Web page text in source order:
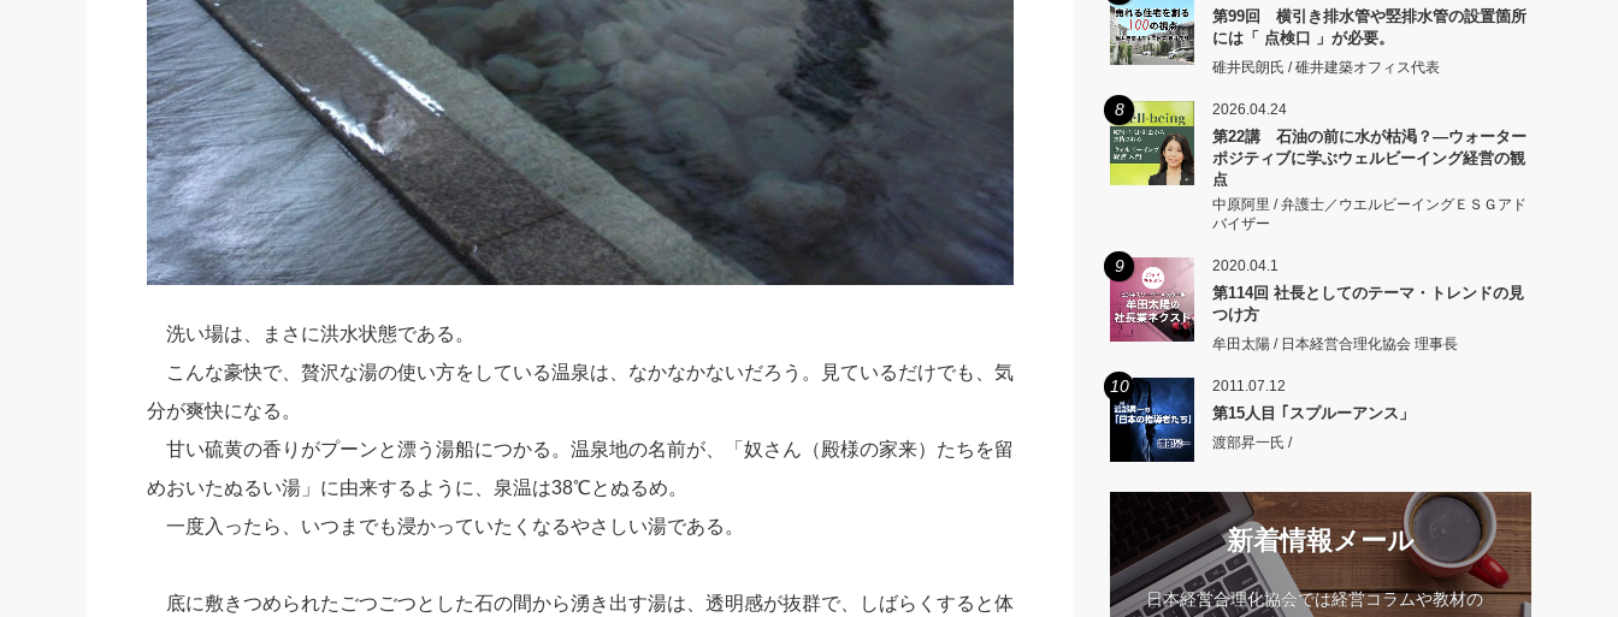
洗い場は、まさに洪水状態である。
こんな豪快で、贅沢な湯の使い方をしている温泉は、なかなかないだろう。見ているだけでも、気
分が爽快になる。
甘い硫黄の香りがプーンと漂う湯船につかる。温泉地の名前が、「奴さん（殿様の家来）たちを留
めおいたぬるい湯」に由来するように、泉温は38℃とぬるめ。
一度入ったら、いつまでも浸かっていたくなるやさしい湯である。
底に敷きつめられたごつごつとした石の間から湧き出す湯は、透明感が抜群で、しばらくすると体
第99回 横引き排水管や竪排水管の設置箇所
には「 点検口 」が必要。
碓井民朗氏 / 碓井建築オフィス代表
8 2026.04.24
第22講 石油の前に水が枯渇？―ウォーター
ポジティブに学ぶウェルビーイング経営の観
点
中原阿里 / 弁護士／ウエルビーイングＥＳＧアド
バイザー
9 2020.04.1
第114回 社長としてのテーマ・トレンドの見
つけ方
牟田太陽 / 日本経営合理化協会 理事長
10 2011.07.12
第15人目 ｢スプルーアンス」
渡部昇一氏 /
新着情報メール
日本経営合理化協会では経営コラムや教材の